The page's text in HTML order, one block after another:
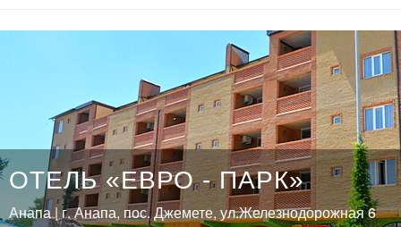
ОТЕЛЬ «ЕВРО - ПАРК»
Анапа | г. Анапа, пос. Джемете, ул.Железнодорожная 6